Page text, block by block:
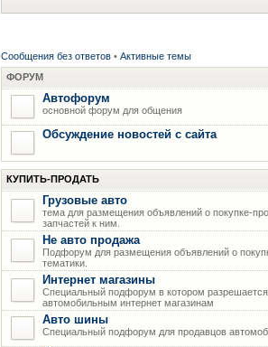
Сообщения без ответов • Активные темы
ФОРУМ
Автофорум
основной форум для общения
Обсуждение новостей с сайта
КУПИТЬ-ПРОДАТЬ
Грузовые авто
тема для размещения объявлений о покупке-
запчастей к ним.
Не авто продажа
Подфорум для размещения объявлений о
тематики.
Интернет магазины
Специальный подфорум в котором
автомобильным интернет магазинам
Авто шины
Специальный подфорум для продавцов